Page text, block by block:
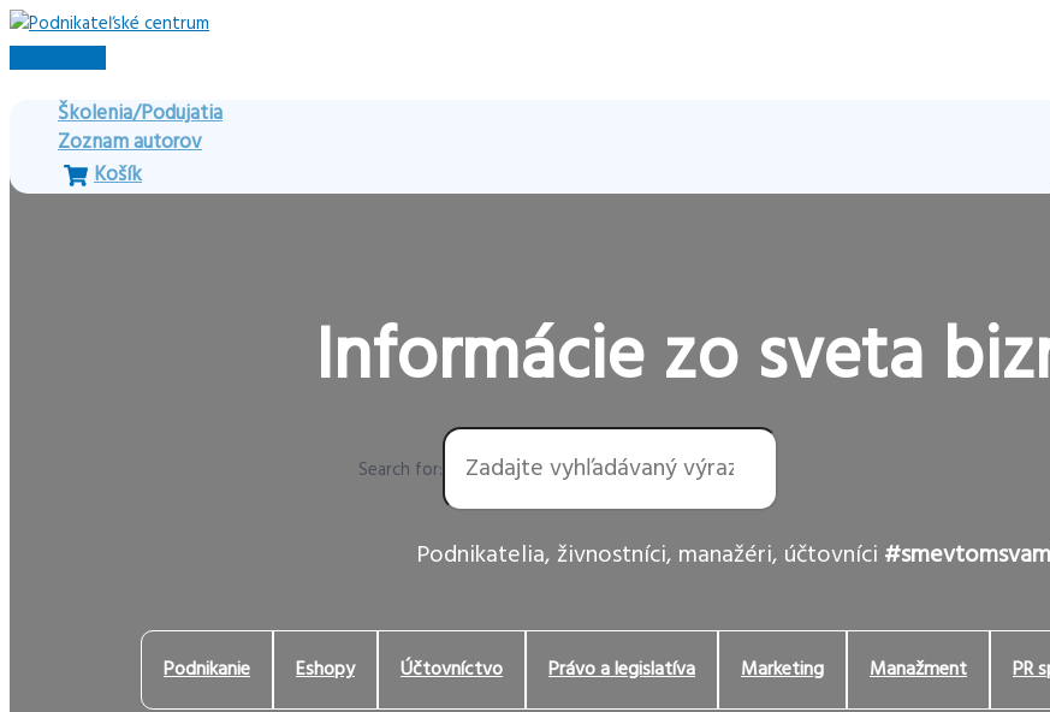
Preskočiť
na
Hlavné
Školenia/Podujatia
Zoznam autorov
Košík
Informácie zo sveta
Search for:
Podnikatelia, živnostníci, manažéri, účtovníci
Podnikanie Eshopy Účtovníctvo Právo a legislatíva Marketing Manažment PR